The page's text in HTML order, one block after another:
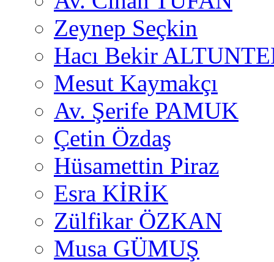
Zeynep Seçkin
Hacı Bekir
Mesut Kaymakçı
Av. Şerife PAMUK
Çetin Özdaş
Hüsamettin Piraz
Esra KİRİK
Zülfikar ÖZKAN
Musa GÜMUŞ